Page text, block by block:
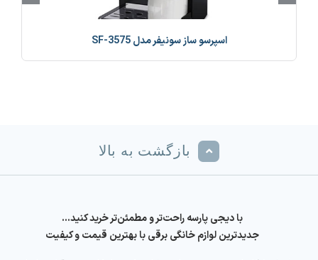
اسپرسو ساز سونیفر مدل SF-3575
بازگشت به بالا
با دیجی پارسه راحت‌تر و مطمئن‌تر خرید کنید…
جدیدترین لوازم خانگی برقی با بهترین قیمت و کیفیت